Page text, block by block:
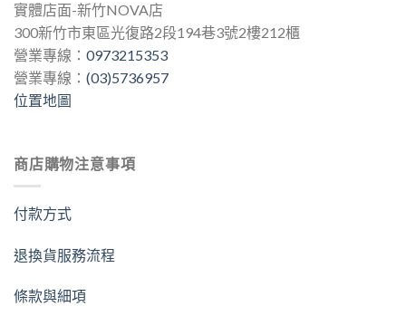
實體店面-新竹NOVA店
300新竹市東區光復路2段194巷3號2樓212櫃
營業專線： 0973215353
營業專線： (03)5736957
位置地圖
商店購物注意事項
付款方式
退換貨服務流程
條款與細項